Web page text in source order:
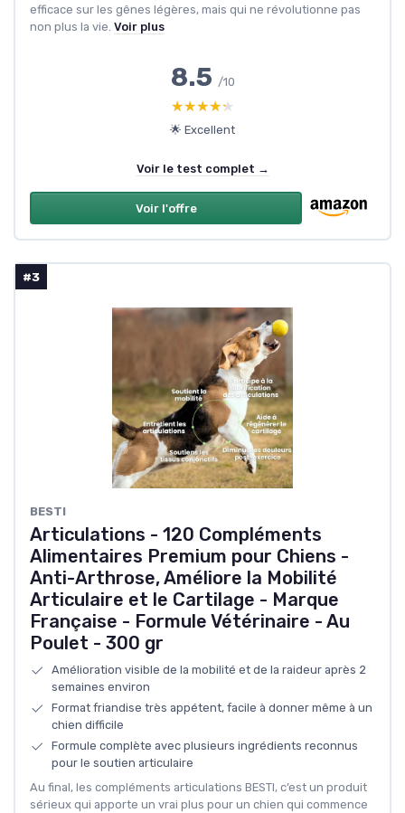
efficace sur les gênes légères, mais qui ne révolutionne pas
non plus la vie. Voir plus
8.5 /10
★★★★★
★★★★★
🌟 Excellent
Voir le test complet →
Voir l'offre
#3
BESTI
Articulations - 120 Compléments
Alimentaires Premium pour Chiens -
Anti-Arthrose, Améliore la Mobilité
Articulaire et le Cartilage - Marque
Française - Formule Vétérinaire - Au
Poulet - 300 gr
Amélioration visible de la mobilité et de la raideur après 2
semaines environ
Format friandise très appétent, facile à donner même à un
chien difficile
Formule complète avec plusieurs ingrédients reconnus
pour le soutien articulaire
Au final, les compléments articulations BESTI, c’est un produit
sérieux qui apporte un vrai plus pour un chien qui commence